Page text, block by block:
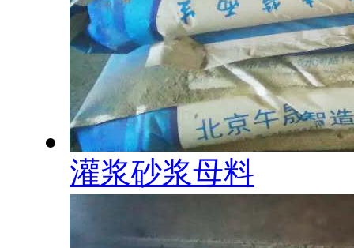
灌浆砂浆母料